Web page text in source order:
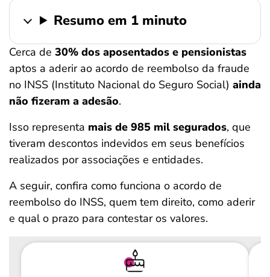
Resumo em 1 minuto
Cerca de 30% dos aposentados e pensionistas
aptos a aderir ao acordo de reembolso da fraude
no INSS (Instituto Nacional do Seguro Social) ainda
não fizeram a adesão.
Isso representa mais de 985 mil segurados, que
tiveram descontos indevidos em seus benefícios
realizados por associações e entidades.
A seguir, confira como funciona o acordo de
reembolso do INSS, quem tem direito, como aderir
e qual o prazo para contestar os valores.